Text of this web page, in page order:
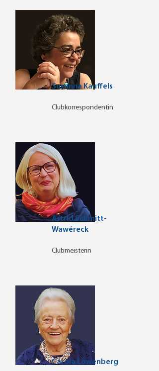
Susanna Kauffels
Clubkorrespondentin
Astrid Schmitt-
Wawéreck
Clubmeisterin
Carola Löwenberg